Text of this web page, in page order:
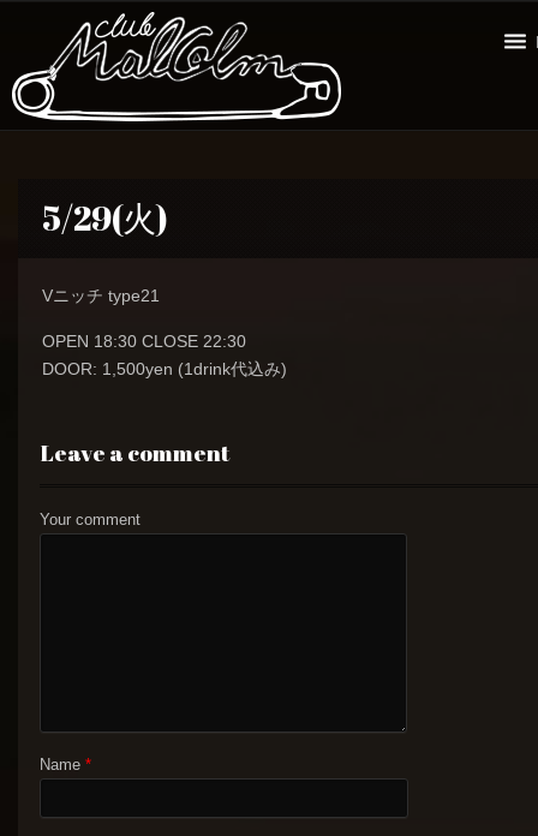
5/29(火)
Vニッチ type21
OPEN 18:30 CLOSE 22:30
DOOR: 1,500yen (1drink代込み)
Leave a comment
Your comment
Name *